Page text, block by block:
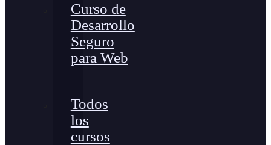
Curso de
Desarrollo
Seguro
para Web
Todos
los
cursos